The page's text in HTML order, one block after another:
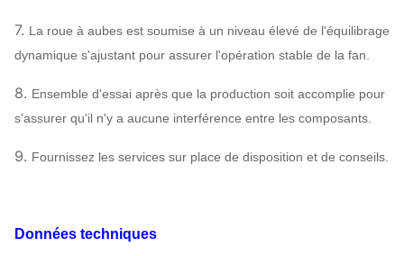
7. La roue à aubes est soumise à un niveau élevé de l'équilibrage
dynamique s'ajustant pour assurer l'opération stable de la fan.
8. Ensemble d'essai après que la production soit accomplie pour
s'assurer qu'il n'y a aucune interférence entre les composants.
9. Fournissez les services sur place de disposition et de conseils.
Données techniques